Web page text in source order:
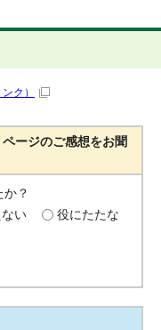
ク）
ージのご感想をお聞
？
い
役にたたな